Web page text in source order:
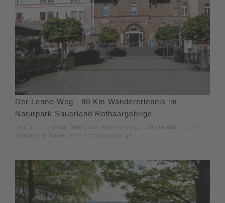
Der Lenne-Weg - 80 Km Wandererlebnis im
Naturpark Sauerland Rothaargebirge
Der "Lenne-Weg" führt den Wanderer ca. 80 km durch den
Naturpark Sauerland-Rothaargebirge.